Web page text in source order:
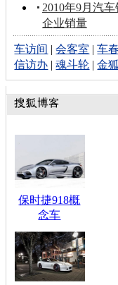
2010年9月汽
企业销量
车访间 |会客室 |车
信访办 |魂斗轮 |金
保时捷918概
念车